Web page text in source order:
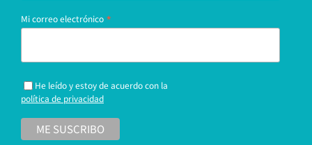
Mi correo electrónico *
He leído y estoy de acuerdo con la
política de privacidad